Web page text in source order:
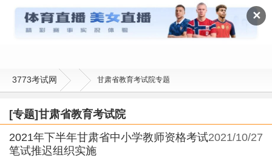
✕
甘肃省教育考试院
3773考试网 甘肃省教育考试院专题
[专题]甘肃省教育考试院
2021/10/27
2021年下半年甘肃省中小学教师资格考试
笔试推迟组织实施